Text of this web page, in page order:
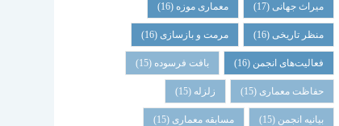
میراث جهانی(17) معماری موزه (16)
منظر تاریخی(16) مرمت و بازسازی(16)
فعالیت‌های انجمن (16) بافت فرسوده (15)
حفاظت معماری (15) زلزله (15)
بیانیه انجمن (15) مسابقه معماری (15)